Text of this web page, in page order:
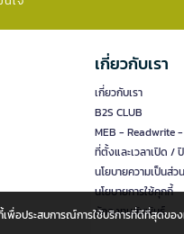
เกี่ยวกับเรา
เกี่ยวกับเรา
B2S CLUB
MEB - Readwrite
ที่ตั้งและเวลาเปิด /
นโยบายความเป็นส่ว
นโยบายการใช้คุกกี้
นักลงทุนสัมพันธ์
เพื่อประสบการณ์การใช้บริการที่ดีที่สุดข